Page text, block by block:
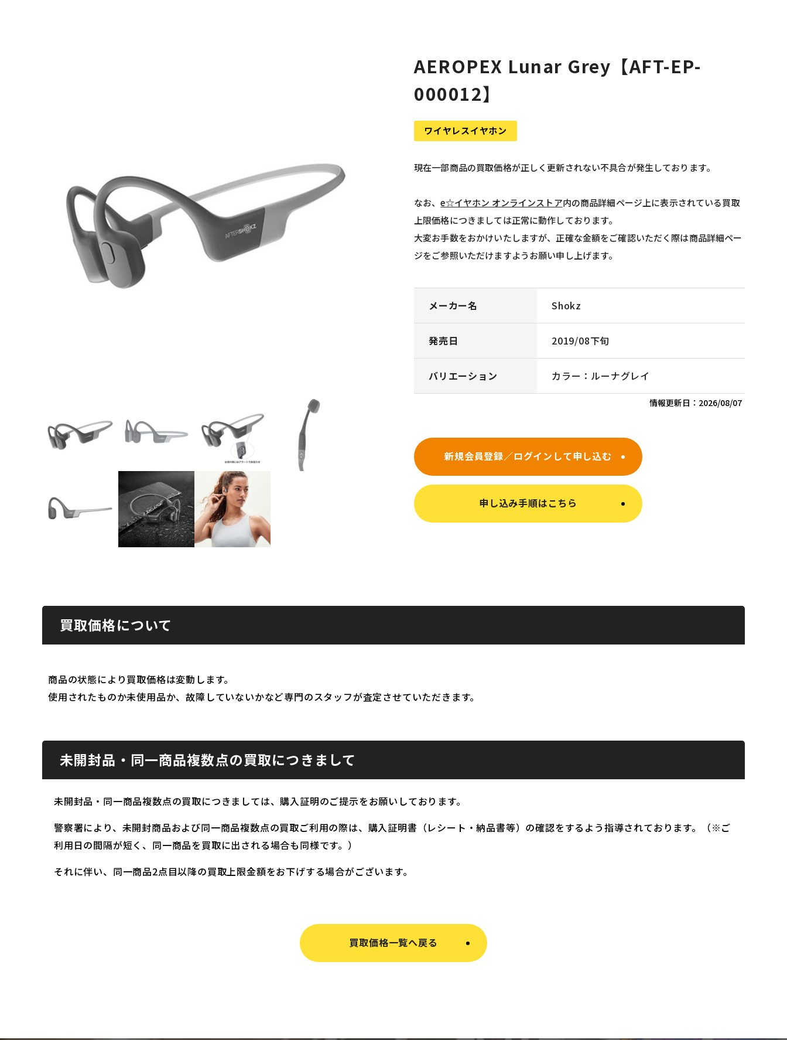
AEROPEX Lunar Grey【AFT-EP-
000012】
ワイヤレスイヤホン
現在一部商品の買取価格が正しく更新されない不具合が発生しております。
なお、e☆イヤホン オンラインストア内の商品詳細ページ上に表示されている買取
上限価格につきましては正常に動作しております。
大変お手数をおかけいたしますが、正確な金額をご確認いただく際は商品詳細ペー
ジをご参照いただけますようお願い申し上げます。
メーカー名 Shokz
発売日 2019/08下旬
バリエーション カラー：ルーナグレイ
情報更新日： 2026/08/07
新規会員登録／ログインして申し込む
申し込み手順はこちら
買取価格について
商品の状態により買取価格は変動します。
使用されたものか未使用品か、故障していないかなど専門のスタッフが査定させていただきます。
未開封品・同一商品複数点の買取につきまして
未開封品・同一商品複数点の買取につきましては、購入証明のご提示をお願いしております。
警察署により、未開封商品および同一商品複数点の買取ご利用の際は、購入証明書（レシート・納品書等）の確認をするよう指導されております。（※ご
利用日の間隔が短く、同一商品を買取に出される場合も同様です。）
それに伴い、同一商品2点目以降の買取上限金額をお下げする場合がございます。
買取価格一覧へ戻る